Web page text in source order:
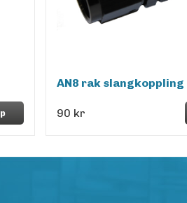
AN8 rak slangkoppling
90 kr